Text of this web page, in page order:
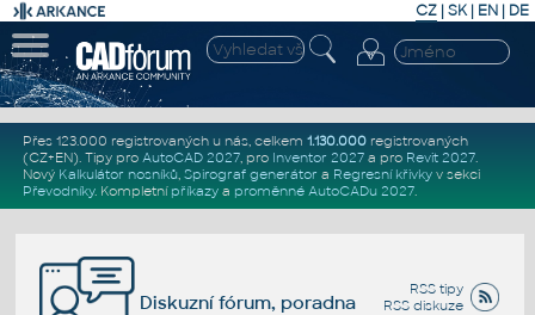
CZ | SK| EN | DE
Přes 123.000 registrovaných u nás, celkem 1.130.000registrovaných
(CZ+EN). Tipy pro AutoCAD 2027, pro Inventor 2027a pro Revit 2027.
Nový Kalkulátor nosníků, Spirograf generátor a Regresní křivkyv sekci
Převodníky. Kompletní příkazya proměnné AutoCADu 2027.
RSS tipy
RSS diskuze
Diskuzní fórum, poradna